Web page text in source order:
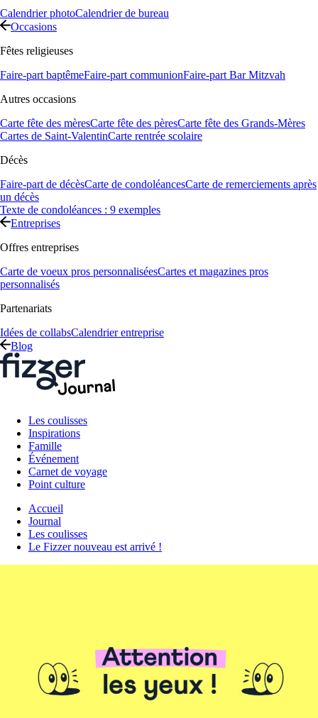
Calendrier photoCalendrier de bureau
Occasions
Fêtes religieuses
Faire-part baptêmeFaire-part communionFaire-part Bar Mitzvah
Autres occasions
Carte fête des mèresCarte fête des pèresCarte fête des Grands-Mères
Cartes de Saint-ValentinCarte rentrée scolaire
Décès
Faire-part de décèsCarte de condoléancesCarte de remerciements après
un décès
Texte de condoléances : 9 exemples
Entreprises
Offres entreprises
Carte de voeux pros personnaliséesCartes et magazines pros
personnalisés
Partenariats
Idées de collabsCalendrier entreprise
Blog
Les coulisses
Inspirations
Famille
Événement
Carnet de voyage
Point culture
Accueil
Journal
Les coulisses
Le Fizzer nouveau est arrivé !